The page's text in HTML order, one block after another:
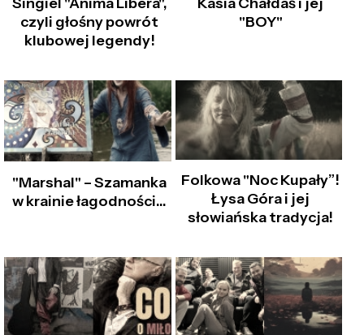
czyli głośny powrót
klubowej legendy!
"BOY"
"Marshal" – Szamanka
w krainie łagodności...
Folkowa "Noc Kupały”!
Łysa Góra i jej
słowiańska tradycja!